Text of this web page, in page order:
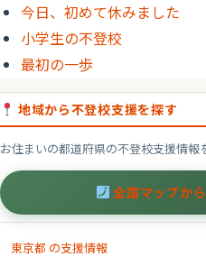
今日、初めて休みました
小学生の不登校
最初の一歩
地域から不登校支援を探す
お住まいの都道府県の不登校支援情報
全国マップか
東京都 の支援情報